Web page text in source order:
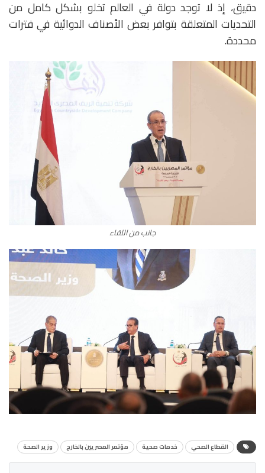
دقيق، إذ لا توجد دولة في العالم تخلو بشكل كامل من
التحديات المتعلقة بتوافر بعض الأصناف الدوائية في فترات
محددة.
جانب من اللقاء
القطاع الصحي خدمات صحية مؤتمر المصريين بالخارج وزير الصحة